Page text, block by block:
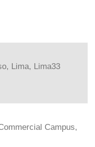
Lima, Lima33
Campus,